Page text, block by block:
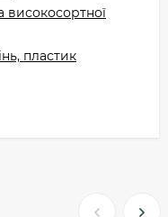
високосортної
пластик